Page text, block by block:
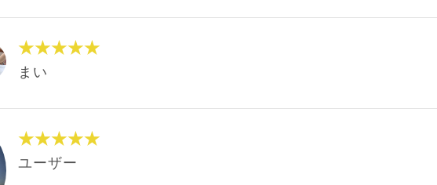
★★★★★
まい
★★★★★
ユーザー